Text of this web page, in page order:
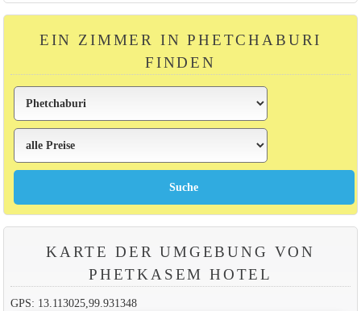
EIN ZIMMER IN PHETCHABURI
FINDEN
KARTE DER UMGEBUNG VON
PHETKASEM HOTEL
GPS: 13.113025,99.931348